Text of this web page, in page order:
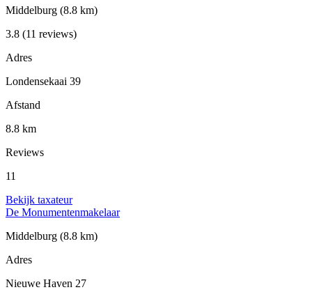
Middelburg (8.8 km)
3.8 (11 reviews)
Adres
Londensekaai 39
Afstand
8.8 km
Reviews
11
Bekijk taxateur
De Monumentenmakelaar
Middelburg (8.8 km)
Adres
Nieuwe Haven 27